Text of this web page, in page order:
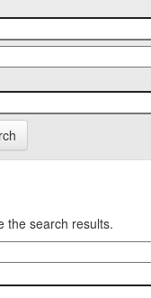
the search results.